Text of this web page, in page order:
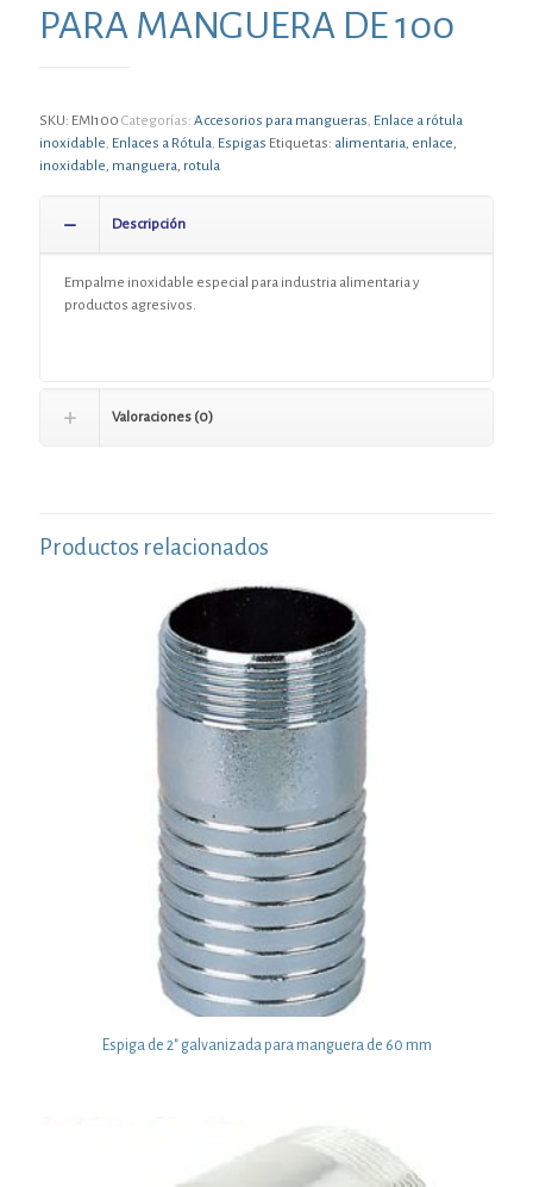
PARA MANGUERA DE 100
SKU: EMI100 Categorías: Accesorios para mangueras, Enlace a rótula
inoxidable, Enlaces a Rótula, Espigas Etiquetas: alimentaria, enlace,
inoxidable, manguera, rotula
Descripción
Empalme inoxidable especial para industria alimentaria y
productos agresivos.
Valoraciones (0)
Productos relacionados
Espiga de 2″ galvanizada para manguera de 60 mm